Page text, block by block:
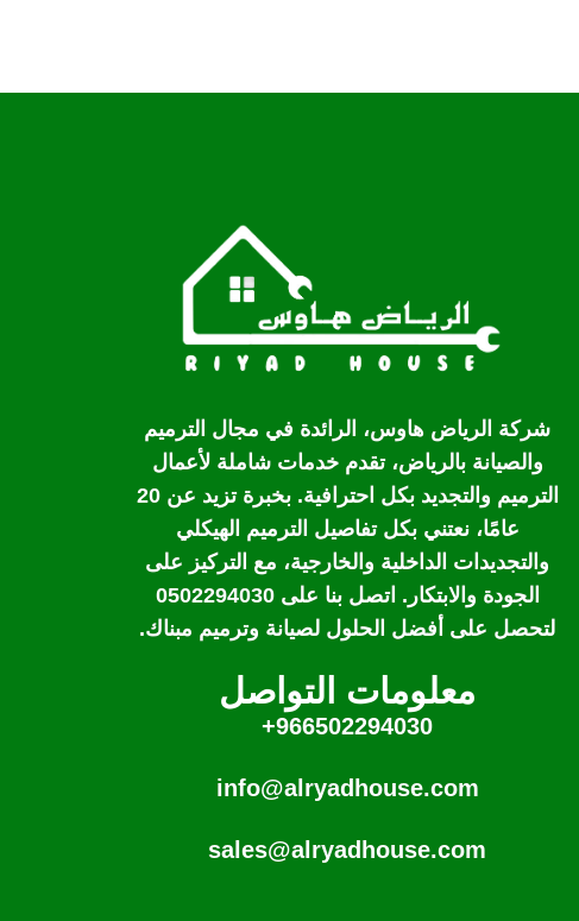
شركة الرياض هاوس، الرائدة في مجال الترميم
والصيانة بالرياض، تقدم خدمات شاملة لأعمال
الترميم والتجديد بكل احترافية. بخبرة تزيد عن 20
عامًا، نعتني بكل تفاصيل الترميم الهيكلي
والتجديدات الداخلية والخارجية، مع التركيز على
الجودة والابتكار. اتصل بنا على 0502294030
لتحصل على أفضل الحلول لصيانة وترميم مبناك.
معلومات التواصل
966502294030+
info@alryadhouse.com
sales@alryadhouse.com